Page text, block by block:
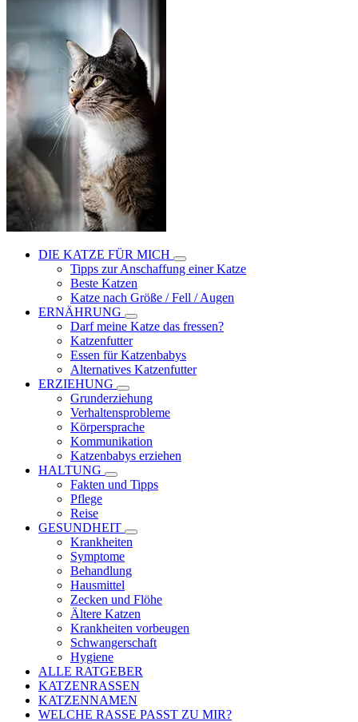
DIE KATZE FÜR MICH
Tipps zur Anschaffung einer Katze
Beste Katzen
Katze nach Größe / Fell / Augen
ERNÄHRUNG
Darf meine Katze das fressen?
Katzenfutter
Essen für Katzenbabys
Alternatives Katzenfutter
ERZIEHUNG
Grunderziehung
Verhaltensprobleme
Körpersprache
Kommunikation
Katzenbabys erziehen
HALTUNG
Fakten und Tipps
Pflege
Reise
GESUNDHEIT
Krankheiten
Symptome
Behandlung
Hausmittel
Zecken und Flöhe
Ältere Katzen
Krankheiten vorbeugen
Schwangerschaft
Hygiene
ALLE RATGEBER
KATZENRASSEN
KATZENNAMEN
WELCHE RASSE PASST ZU MIR?